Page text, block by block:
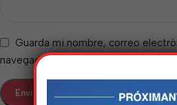
Guarda mi nombre, correo
navegador para la próxima vez que